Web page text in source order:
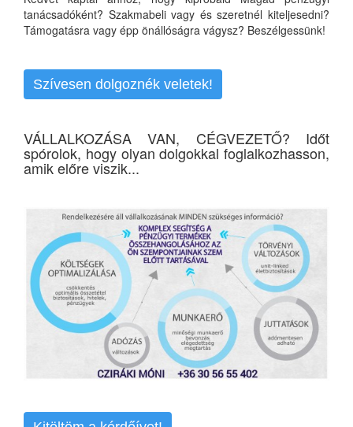
tanácsadóként? Szakmabeli vagy és szeretnél kiteljesedni?
Támogatásra vagy épp önállóságra vágysz? Beszélgessünk!
Szívesen dolgoznék veletek!
VÁLLALKOZÁSA VAN, CÉGVEZETŐ? Időt
spórolok, hogy olyan dolgokkal foglalkozhasson,
amik előre viszik...